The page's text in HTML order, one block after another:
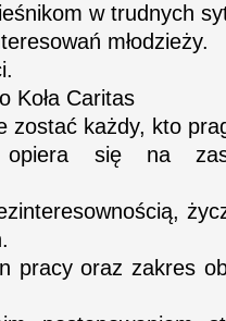
w trudnych
młodzieży.
Koła Caritas
zostać każdy, kto
opiera się na
pracy oraz zakres